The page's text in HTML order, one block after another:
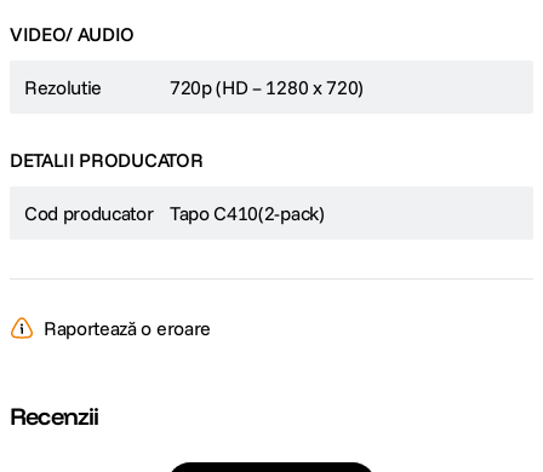
Pachet cu doua camere
VIDEO/ AUDIO
Rezolutie 720p (HD – 1280 x 720)
DETALII PRODUCATOR
Cod producator Tapo C410(2-pack)
Raportează o eroare
Recenzii